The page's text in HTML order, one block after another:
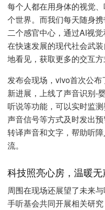
每个人都在用身体的视觉
个世界。而我们每天随身
二个感官中心，通过AI视
在快速发展的现代社会武
地看见，获取更多的交互方
发布会现场，vivo首次公
新进展，上线了声音识别-
听说等功能，可以实时监
声音信号等方式及时发出
转译声音和文字，帮助听
流。
科技照亮心房，温暖
周围在现场还展望了未来
手听基会共同开展相关研